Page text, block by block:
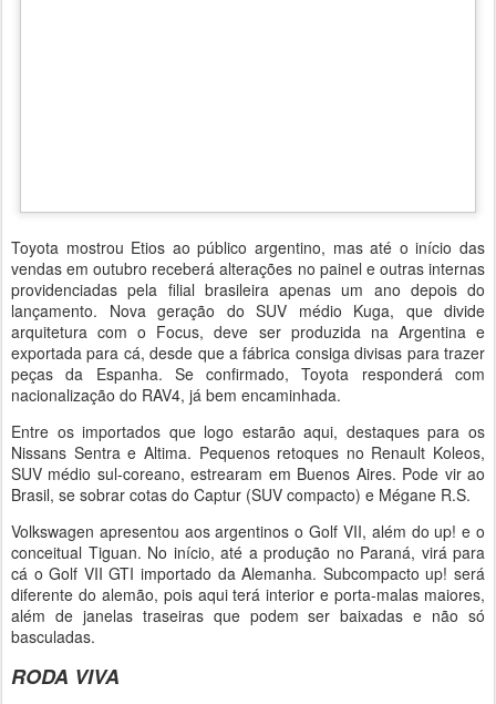
Toyota mostrou Etios ao público argentino, mas até o início das
vendas em outubro receberá alterações no painel e outras internas
providenciadas pela filial brasileira apenas um ano depois do
lançamento. Nova geração do SUV médio Kuga, que divide
arquitetura com o Focus, deve ser produzida na Argentina e
exportada para cá, desde que a fábrica consiga divisas para trazer
peças da Espanha. Se confirmado, Toyota responderá com
nacionalização do RAV4, já bem encaminhada.
Entre os importados que logo estarão aqui, destaques para os
Nissans Sentra e Altima. Pequenos retoques no Renault Koleos,
SUV médio sul-coreano, estrearam em Buenos Aires. Pode vir ao
Brasil, se sobrar cotas do Captur (SUV compacto) e Mégane R.S.
Volkswagen apresentou aos argentinos o Golf VII, além do up! e o
conceitual Tiguan. No início, até a produção no Paraná, virá para
cá o Golf VII GTI importado da Alemanha. Subcompacto up! será
diferente do alemão, pois aqui terá interior e porta-malas maiores,
além de janelas traseiras que podem ser baixadas e não só
basculadas.
RODA VIVA